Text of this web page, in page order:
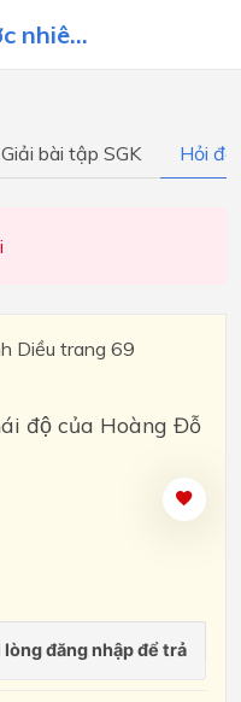
nhiê...
Giải bài tập SGK Hỏi
Diều trang 69
độ của Hoàng Đỗ